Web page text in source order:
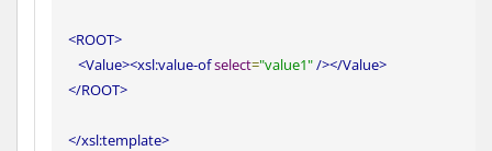
<ROOT>
<Value><xsl:value-ofselect="value1"/></Value>
</ROOT>
</xsl:template>